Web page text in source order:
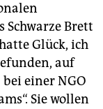
Brett
Glück, ich
auf
einer NGO
Sie wollen